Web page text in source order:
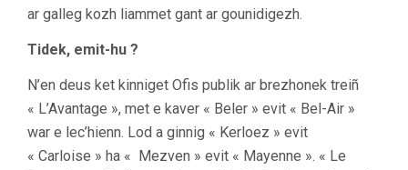
ar galleg kozh liammet gant ar gounidigezh.
Tidek, emit-hu ?
N’en deus ket kinniget Ofis publik ar brezhonek treiñ
« L’Avantage », met e kaver « Beler » evit « Bel-Air »
war e lec’hienn. Lod a ginnig « Kerloez » evit
« Carloise » ha « Mezven » evit « Mayenne ». « Le